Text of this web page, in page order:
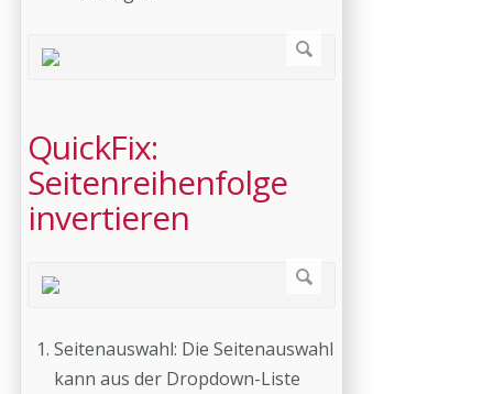
QuickFix:
Seitenreihenfolge
invertieren
Seitenauswahl: Die Seitenauswahl
kann aus der Dropdown-Liste